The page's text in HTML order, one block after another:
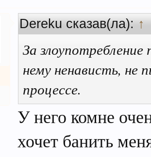
Dereku сказав(ла):↑
За
нему ненависть, не
процессе.
У него комне
хочет банить